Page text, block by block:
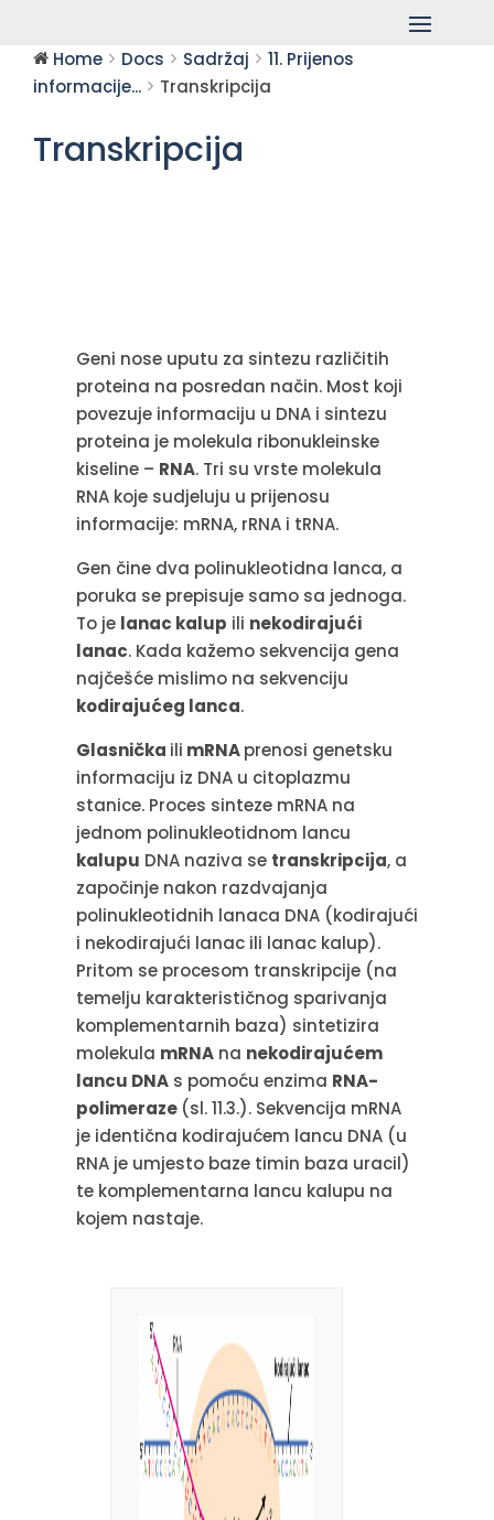
Home Docs Sadržaj
11. Prijenos
informacije...
Transkripcija
Transkripcija
Geni nose uputu za sintezu različitih
proteina na posredan način. Most koji
povezuje informaciju u DNA i sintezu
proteina je molekula ribonukleinske
kiseline – RNA. Tri su vrste molekula
RNA koje sudjeluju u prijenosu
informacije: mRNA, rRNA i tRNA.
Gen čine dva polinukleotidna lanca, a
poruka se prepisuje samo sa jednoga.
To je lanac kalup ili nekodirajući
lanac. Kada kažemo sekvencija gena
najčešće mislimo na sekvenciju
kodirajućeg lanca.
Glasnička ili mRNAprenosi genetsku
informaciju iz DNA u citoplazmu
stanice. Proces sinteze mRNA na
jednom polinukleotidnom lancu
kalupu DNA naziva se transkripcija, a
započinje nakon razdvajanja
polinukleotidnih lanaca DNA (kodirajući
i nekodirajući lanac ili lanac kalup).
Pritom se procesom transkripcije (na
temelju karakterističnog sparivanja
komplementarnih baza) sintetizira
molekula mRNAna nekodirajućem
lancu DNAs pomoću enzima RNA-
polimeraze (sl. 11.3.). Sekvencija mRNA
je identična kodirajućem lancu DNA (u
RNA je umjesto baze timin baza uracil)
te komplementarna lancu kalupu na
kojem nastaje.